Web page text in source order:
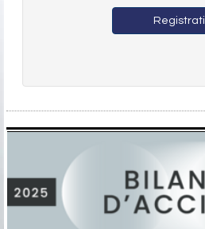
Registrati